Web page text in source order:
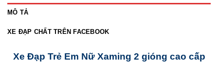
MÔ TẢ
XE ĐẠP CHẤT TRÊN FACEBOOK
Xe Đạp Trẻ Em Nữ Xaming 2 gióng cao cấp